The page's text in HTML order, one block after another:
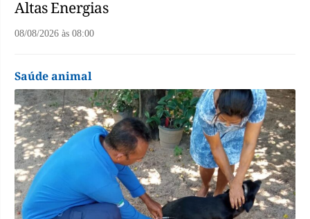
Altas Energias
08/08/2026 às 08:00
Saúde animal